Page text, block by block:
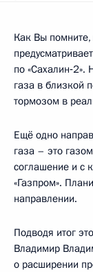
Как Вы
по
газа в близкой
тормозом в
Ещё одно
газа – это
соглашение и с
«Газпром».
направлении.
Подводя итог
Владимир
о расширении